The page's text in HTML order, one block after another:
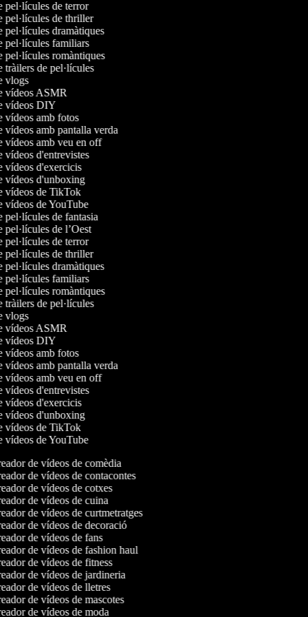
pel·lícules de terror
pel·lícules de thriller
pel·lícules dramàtiques
pel·lícules familiars
pel·lícules romàntiques
tràilers de pel·lícules
vlogs
vídeos ASMR
vídeos DIY
vídeos amb fotos
vídeos amb pantalla verda
vídeos amb veu en off
vídeos d'entrevistes
vídeos d'exercicis
vídeos d'unboxing
vídeos de TikTok
vídeos de YouTube
pel·lícules de fantasia
pel·lícules de l’Oest
pel·lícules de terror
pel·lícules de thriller
pel·lícules dramàtiques
pel·lícules familiars
pel·lícules romàntiques
tràilers de pel·lícules
vlogs
vídeos ASMR
vídeos DIY
vídeos amb fotos
vídeos amb pantalla verda
vídeos amb veu en off
vídeos d'entrevistes
vídeos d'exercicis
vídeos d'unboxing
vídeos de TikTok
vídeos de YouTube
de vídeos de comèdia
de vídeos de contacontes
de vídeos de cotxes
de vídeos de cuina
de vídeos de curtmetratges
de vídeos de decoració
de vídeos de fans
de vídeos de fashion haul
de vídeos de fitness
de vídeos de jardineria
de vídeos de lletres
de vídeos de mascotes
de vídeos de moda